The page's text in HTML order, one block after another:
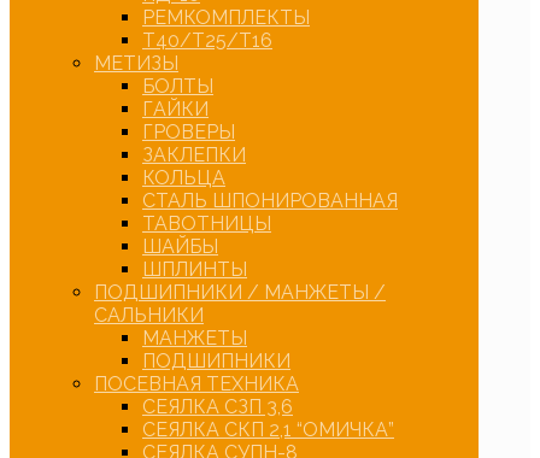
РЕМКОМПЛЕКТЫ
Т40/Т25/Т16
МЕТИЗЫ
БОЛТЫ
ГАЙКИ
ГРОВЕРЫ
ЗАКЛЕПКИ
КОЛЬЦА
СТАЛЬ ШПОНИРОВАННАЯ
ТАВОТНИЦЫ
ШАЙБЫ
ШПЛИНТЫ
ПОДШИПНИКИ / МАНЖЕТЫ /
САЛЬНИКИ
МАНЖЕТЫ
ПОДШИПНИКИ
ПОСЕВНАЯ ТЕХНИКА
СЕЯЛКА СЗП 3,6
СЕЯЛКА СКП 2,1 “ОМИЧКА”
СЕЯЛКА СУПН-8